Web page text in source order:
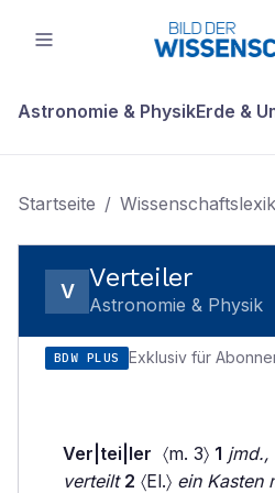
Astronomie & PhysikErde &
Startseite /
V Verteiler
Astronomie & Physik
BDW PLUS Exklusiv für
Ver|tei|ler 〈m. 3〉 1 jmd.,
verteilt 2 〈El.〉 ein Kasten